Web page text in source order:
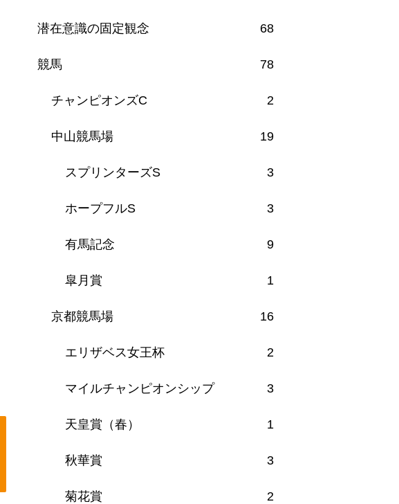
潜在意識の固定観念 68
競馬 78
チャンピオンズC 2
中山競馬場 19
スプリンターズS 3
ホープフルS 3
有馬記念 9
皐月賞 1
京都競馬場 16
エリザベス女王杯 2
マイルチャンピオンシップ 3
天皇賞（春） 1
秋華賞 3
菊花賞 2